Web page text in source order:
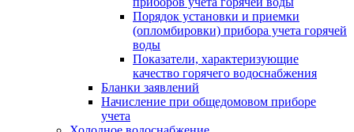
Порядок установки и приемки
(опломбировки) прибора учета горячей
воды
Показатели, характеризующие
качество горячего водоснабжения
Бланки заявлений
Начисление при общедомовом приборе
учета